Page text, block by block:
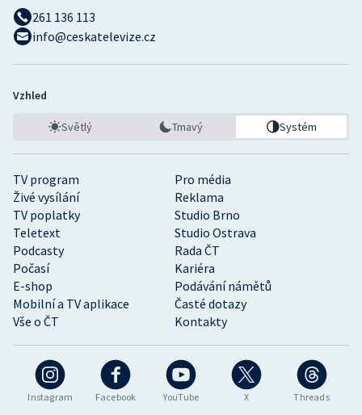
Instagram Facebook YouTube X Threads
TV program
Pro média
Živé vysílání
Reklama
TV poplatky
Studio Brno
Teletext
Studio Ostrava
Podcasty
Rada ČT
Počasí
Kariéra
E-shop
Podávání námětů
Mobilní a TV aplikace
Časté dotazy
Vše o ČT
Kontakty
261 136 113
info@ceskatelevize.cz
Vzhled
Světlý Tmavý Systém